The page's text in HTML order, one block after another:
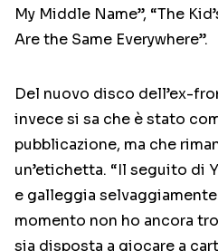
My Middle Name”, “The
Are the Same Everywhere”.
Del nuovo disco dell’ex-
invece si sa che è stato
pubblicazione, ma che
un’etichetta. “Il seguito di
e galleggia
momento non ho ancora
sia disposta a giocare a